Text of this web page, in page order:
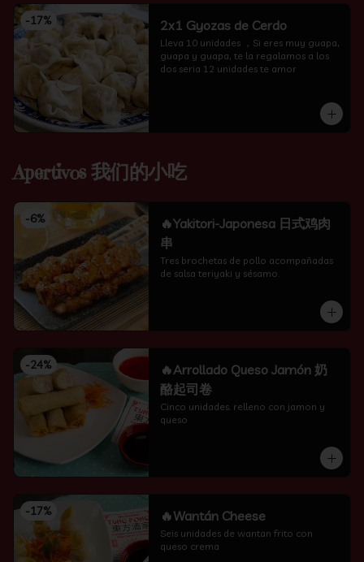
-17% 2x1 Gyozas de Cerdo
Lleva 10 unidades ，Si eres muy guapa,
guapa y guapa, te la regalamos a los
dos seria 12 unidades te amor
Apertivos 我们的小吃
-6%
🔥Yakitori-Japonesa 日式鸡肉
串
Tres brochetas de pollo acompañadas
de salsa teriyaki y sésamo.
-24%
🔥Arrollado Queso Jamón 奶
酪起司卷
Cinco unidades. relleno con jamon y
queso
-17% 🔥Wantán Cheese
Seis unidades de wantan frito con
queso crema